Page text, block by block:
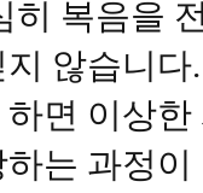
히 복음을
지 않습니
하면 이상
하는 과정